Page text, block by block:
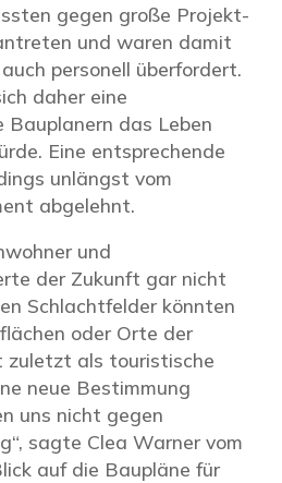
gegen große Projekt-
und waren damit
personell überfordert.
daher eine
Bauplanern das Leben
Eine entsprechende
unlängst vom
abgelehnt.
und
der Zukunft gar nicht
Schlachtfelder könnten
oder Orte der
zuletzt als touristische
neue Bestimmung
uns nicht gegen
sagte Clea Warner vom
auf die Baupläne für